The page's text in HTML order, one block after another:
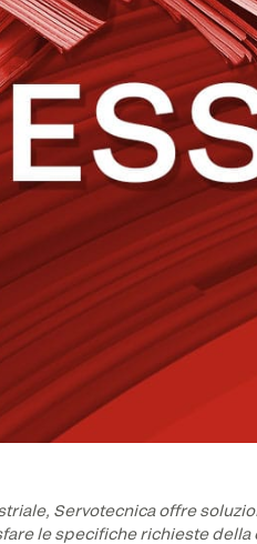
Servotecnica offre
le specifiche richieste